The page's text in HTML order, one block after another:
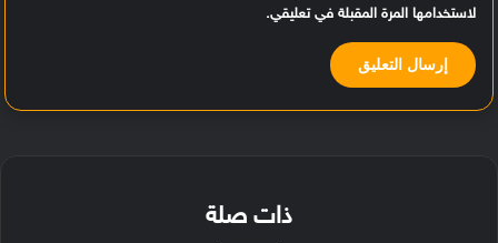
لاستخدامها المرة المقبلة في تعليقي.
ذات صلة